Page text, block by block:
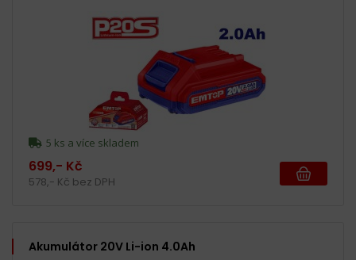
5 ks a více skladem
699,- Kč
578,- Kč bez DPH
Akumulátor 20V Li-ion 4.0Ah